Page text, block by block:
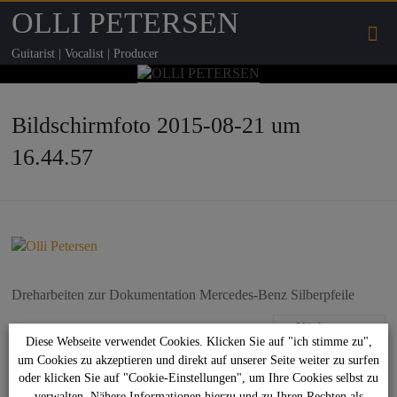
OLLI PETERSEN
Guitarist | Vocalist | Producer
Bildschirmfoto 2015-08-21 um
16.44.57
Dreharbeiten zur Dokumentation Mercedes-Benz Silberpfeile
Nächstes →
Suchen
Diese Webseite verwendet Cookies. Klicken Sie auf "ich stimme zu",
um Cookies zu akzeptieren und direkt auf unserer Seite weiter zu surfen
oder klicken Sie auf "Cookie-Einstellungen", um Ihre Cookies selbst zu